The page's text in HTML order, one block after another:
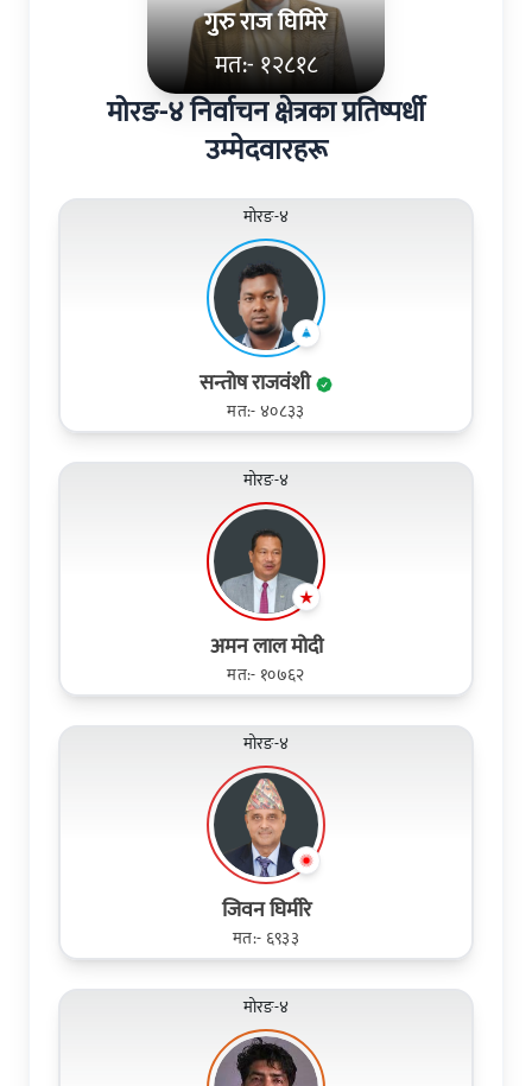
गुरु राज घिमिरे
मत:- १२८१८
मोरङ-४ निर्वाचन क्षेत्रका प्रतिष्पर्धी
उम्मेदवारहरू
मोरङ-४
सन्तोष राजवंशी
मत:- ४०८३३
मोरङ-४
अमन लाल मोदी
मत:- १०७६२
मोरङ-४
जिवन घिमीरे
मत:- ६९३३
मोरङ-४